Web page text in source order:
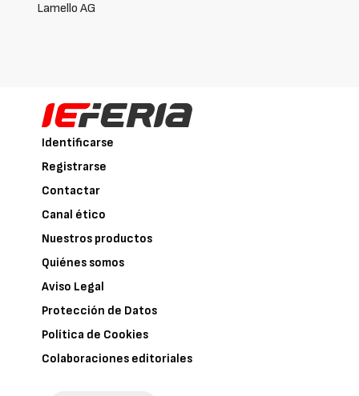
Lamello AG
Identificarse
Registrarse
Contactar
Canal ético
Nuestros productos
Quiénes somos
Aviso Legal
Protección de Datos
Política de Cookies
Colaboraciones editoriales